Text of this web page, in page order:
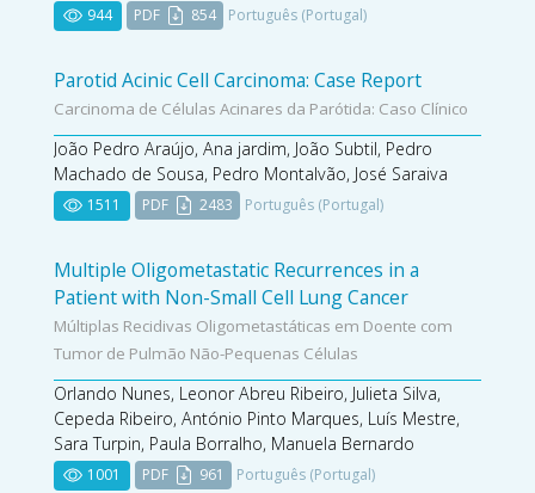
944 PDF 854 Português (Portugal)
Parotid Acinic Cell Carcinoma: Case Report
Carcinoma de Células Acinares da Parótida: Caso Clínico
João Pedro Araújo, Ana jardim, João Subtil, Pedro
Machado de Sousa, Pedro Montalvão, José Saraiva
1511 PDF 2483 Português (Portugal)
Multiple Oligometastatic Recurrences in a
Patient with Non-Small Cell Lung Cancer
Múltiplas Recidivas Oligometastáticas em Doente com
Tumor de Pulmão Não-Pequenas Células
Orlando Nunes, Leonor Abreu Ribeiro, Julieta Silva,
Cepeda Ribeiro, António Pinto Marques, Luís Mestre,
Sara Turpin, Paula Borralho, Manuela Bernardo
1001 PDF 961 Português (Portugal)